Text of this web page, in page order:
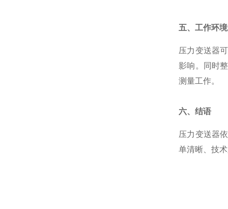
五、工作环
压力变送器
影响。同时
测量工作。
六、结语
压力变送器
单清晰、技